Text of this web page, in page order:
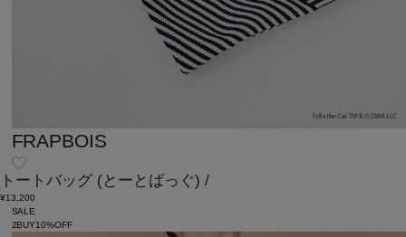
FRAPBOIS
トートバッグ (とーとばっぐ) /
¥13,200
SALE
2BUY10%OFF